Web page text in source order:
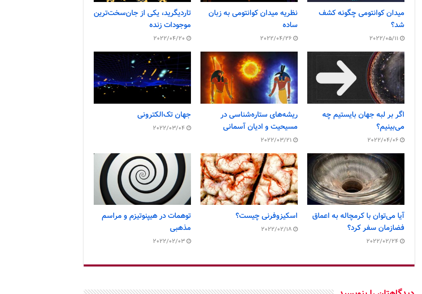
میدان کوانتومی چگونه کشف
شد؟
2022/05/11
نظریه میدان کوانتومی به زبان
ساده
2022/04/26
تاردیگرید، یکی از جان‌سخت‌ترین
موجودات زنده
2022/04/20
اگر بر لبه جهان بایستیم چه
می‌بینیم؟
2022/04/06
ریشه‌های ستاره‌شناسی در
مسیحیت و ادیان آسمانی
2022/03/21
جهان تک‌الکترونی
2022/03/04
آیا می‌توان با کرمچاله به اعماق
فضازمان سفر کرد؟
2022/02/24
اسکیزوفرنی چیست؟
2022/02/18
توهمات در هیپنوتیزم و مراسم
مذهبی
2022/02/03